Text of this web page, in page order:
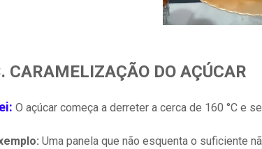
CARAMELIZAÇÃO DO AÇÚCAR
O açúcar começa a derreter a cerca de 160 °C e
Uma panela que não esquenta o suficiente